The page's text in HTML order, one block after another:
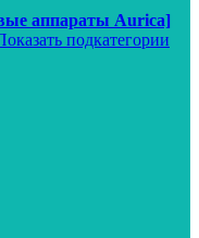
аппараты Aurica]
подкатегории